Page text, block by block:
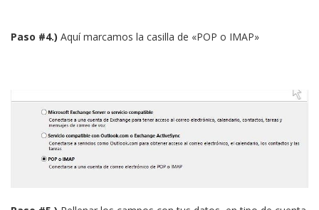
Paso #4.) Aquí marcamos la casilla de «POP o IMAP»